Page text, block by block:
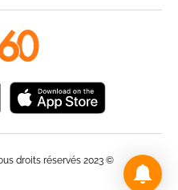
© Web News / le360.ma / Tous droits réservés 2023